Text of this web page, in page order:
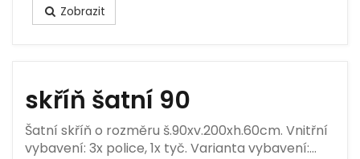
Zobrazit
skříň šatní 90
Šatní skříň o rozměru š.90xv.200xh.60cm. Vnitřní
vybavení: 3x police, 1x tyč. Varianta vybavení:…